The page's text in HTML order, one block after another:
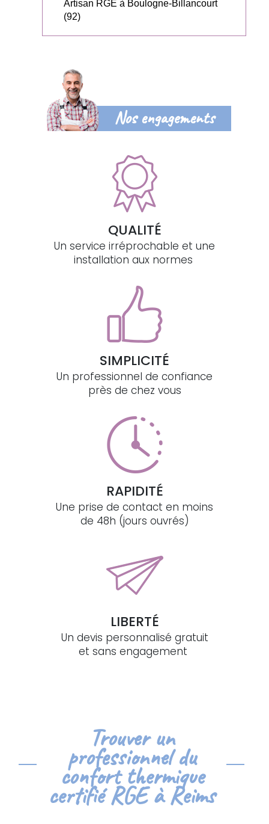
Artisan RGE à Boulogne-Billancourt
(92)
Nos engagements
QUALITÉ
Un service irréprochable et une
installation aux normes
SIMPLICITÉ
Un professionnel de confiance
près de chez vous
RAPIDITÉ
Une prise de contact en moins
de 48h (jours ouvrés)
LIBERTÉ
Un devis personnalisé gratuit
et sans engagement
Trouver un
professionnel du
confort thermique
certifié RGE à Reims